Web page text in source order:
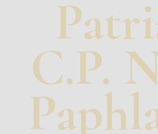
C.P.